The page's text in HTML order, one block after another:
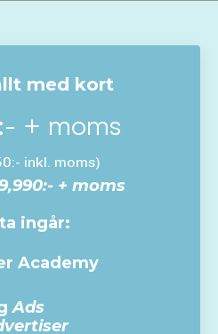
med kort
+ moms
inkl. moms)
+ moms
ingår:
Academy
Ads